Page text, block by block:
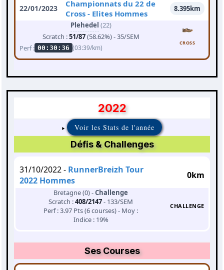
22/01/2023
Championnats du 22 de
Cross - Elites Hommes
8.395km
Plehedel (22)
Scratch :51/87(58.62%) - 35/SEM
Perf : 00:30:36 (03:39/km)
CROSS
2022
Voir les Stats de l'année
Défis & Challenges
31/10/2022 - RunnerBreizh Tour
2022 Hommes
0km
Bretagne (0) -Challenge
Scratch :408/2147- 133/SEM
Perf : 3.97 Pts (6 courses) - Moy :
Indice : 19%
CHALLENGE
Ses Courses